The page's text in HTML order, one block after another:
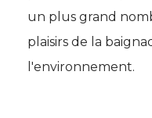
un plus grand
plaisirs de la
l'environnement.